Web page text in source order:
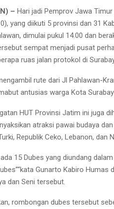
– Hari jadi Pemprov Jawa
yang diikuti 5 provinsi dan 31
dimulai pukul 14.00 dan
sempat menjadi pusat
ruas jalan protokol di
rute dari Jl Pahlawan-
antusias warga Kota
HUT Provinsi Jatim ini juga
atraksi pawai budaya
Republik Ceko, Lebanon, dan
ada 15 Dubes yang diundang
Gunarto Kabiro
dan Seni tersebut.
rombongan dubes tersebut